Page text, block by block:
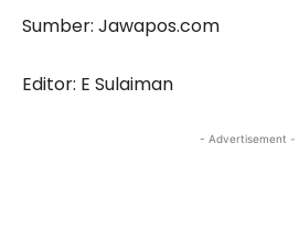
Sumber: Jawapos.com
Editor: E Sulaiman
- Advertisement -